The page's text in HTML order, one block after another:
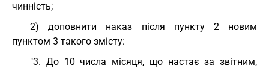
чинність;
2) доповнити наказ після пункту 2 новим
пунктом 3 такого змісту:
"3. До 10 числа місяця, що настає за звітним,